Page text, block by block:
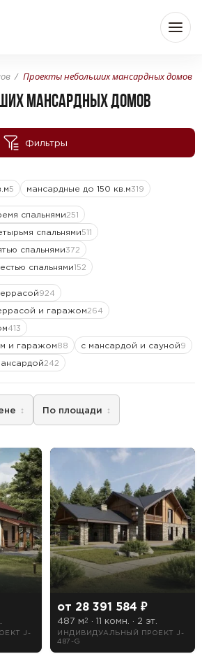
Проекты небольших мансардных домов
МАНСАРДНЫХ ДОМОВ
Фильтры
5 мансардные до 150 кв.м319
спальнями251
спальнями511
спальнями372
спальнями152
924
и гаражом264
413
и гаражом88 с мансардой и сауной9
242
По площади
J-
от 28 391 584 ₽
487 м2 · 11 комн. · 2 эт.
ИНДИВИДУАЛЬНЫЙ ПРОЕКТ J-
487-G
м2 — До
— До